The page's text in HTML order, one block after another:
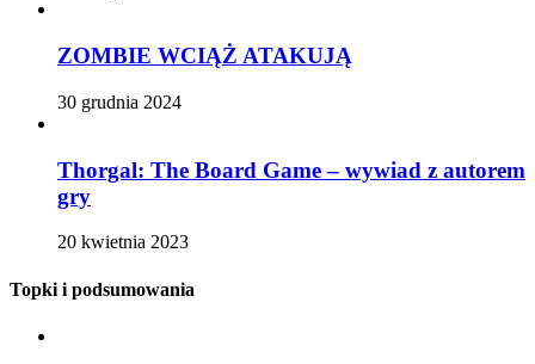
ZOMBIE WCIĄŻ ATAKUJĄ
30 grudnia 2024
Thorgal: The Board Game – wywiad z autorem
gry
20 kwietnia 2023
Topki i podsumowania